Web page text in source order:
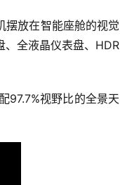
摆放在智能座舱的视觉
、全液晶仪表盘、HDR
97.7%视野比的全景天